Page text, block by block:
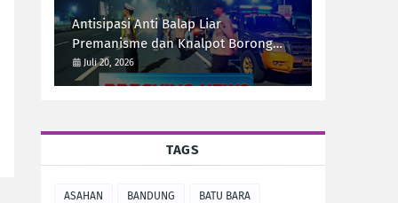
Antisipasi Anti Balap Liar
Premanisme dan Knalpot Borong
Tim UKL Polres Langkat Laksanakan
Patroli Malam
Juli 20, 2026
TAGS
ASAHAN BANDUNG BATU BARA